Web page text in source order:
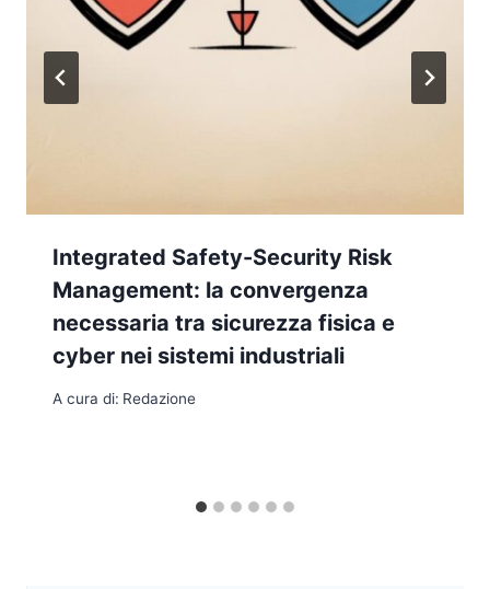
Integrated Safety-Security Risk
Management: la convergenza
necessaria tra sicurezza fisica e
cyber nei sistemi industriali
A cura di: Redazione